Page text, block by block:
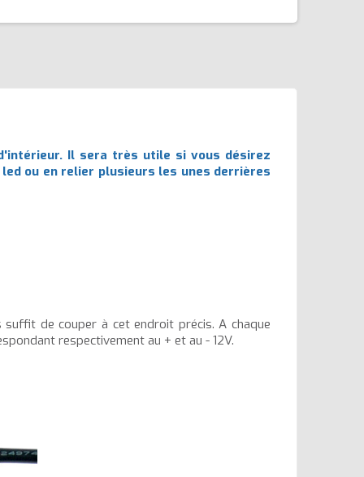
Il sera très utile si vous désirez
ou en relier plusieurs les unes derrières
de couper à cet endroit précis. A chaque
respectivement au + et au - 12V.